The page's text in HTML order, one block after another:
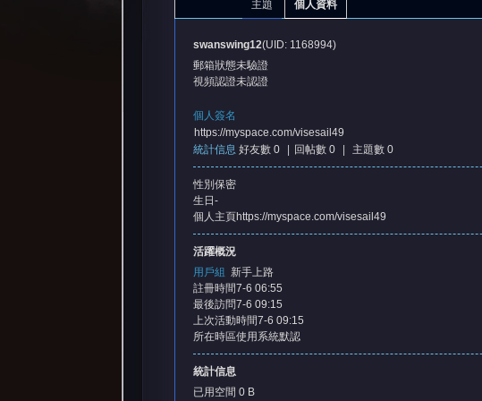
主題 個人資料
swanswing12(UID: 1168994)
郵箱狀態未驗證
視頻認證未認證
個人簽名
https://myspace.com/visesail49
統計信息 好友數 0 回帖數 0 主題數 0
性別 保密
生日 -
個人主頁https://myspace.com/visesail49
活躍概況
用戶組
新手上路
註冊時間7-6 06:55
最後訪問7-6 09:15
上次活動時間7-6 09:15
所在時區使用系統默認
統計信息
已用空間 0 B